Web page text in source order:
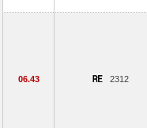
06.43 2312